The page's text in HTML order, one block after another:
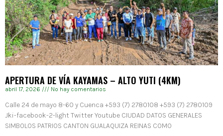
APERTURA DE VÍA KAYAMAS – ALTO YUTI (4KM)
abril 17, 2026 No hay comentarios
Calle 24 de mayo 8-60 y Cuenca +593 (7) 2780108 +593 (7) 2780109
Jki-facebook-2-light Twitter Youtube CIUDAD DATOS GENERALES
SIMBOLOS PATRIOS CANTON GUALAQUIZA REINAS COMO